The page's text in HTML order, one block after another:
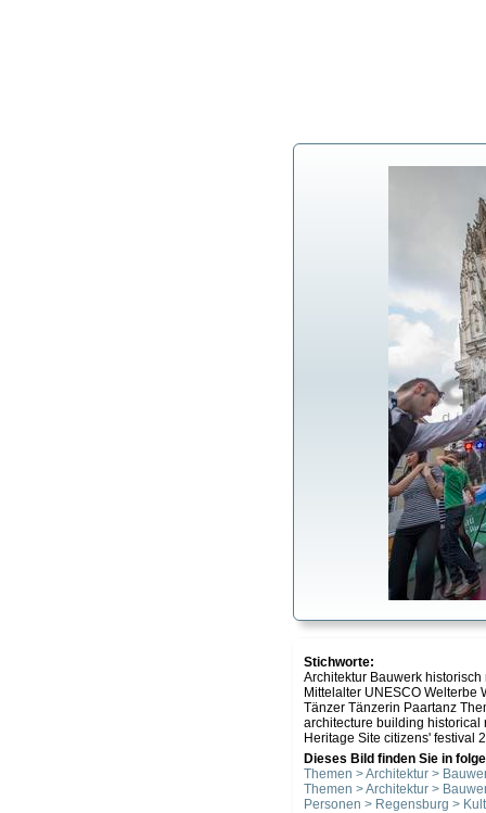
Stichworte:
Architektur Bauwerk
Mittelalter UNESCO Welterbe
Tänzer Tänzerin Paartanz
architecture building historical
Heritage Site citizens' festival
Dieses Bild finden Sie in
Themen > Architektur >
Themen > Architektur >
Personen > Regensburg >